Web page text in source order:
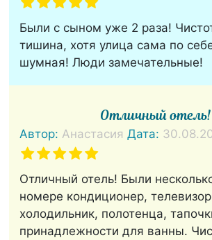
Были с сыном уже 2 раза!
тишина, хотя улица сама по
шумная! Люди замечательные!
Отличный отель!
Автор: Анастасия Дата:
Отличный отель! Были
номере кондиционер,
холодильник, полотенца,
принадлежности для ванны.